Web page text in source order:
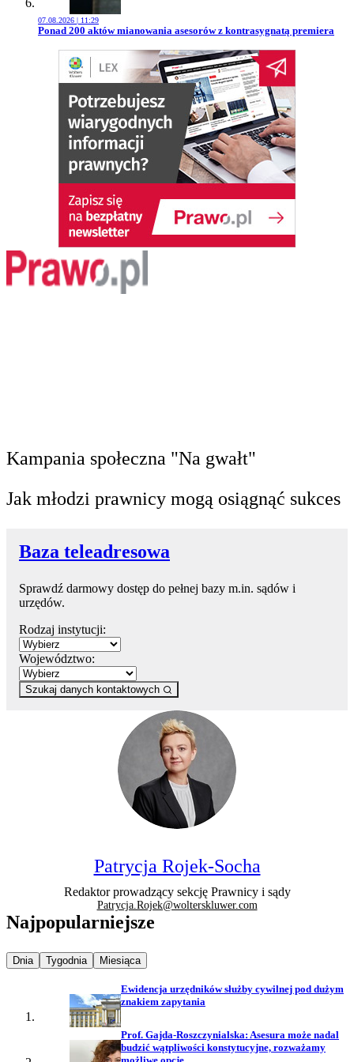
07.08.2026 | 11:29
Przejdź do artykułu:
Ponad 200 aktów mianowania asesorów z kontrasygnatą premiera
Kampania społeczna "Na gwałt"
Jak młodzi prawnicy mogą osiągnąć sukces
Baza teleadresowa
Sprawdź darmowy dostęp do pełnej bazy m.in. sądów i
urzędów.
Rodzaj instytucji:
Województwo:
Szukaj danych kontaktowych
Patrycja Rojek-Socha
Redaktor prowadzący sekcję Prawnicy i sądy
Patrycja.Rojek@wolterskluwer.com
Najpopularniejsze
Najpopularniejsze wiadomości z
Dnia Najpopularniejsze wiadomości z
Tygodnia Najpopularniejsze wiadomości z
Miesiąca
Ewidencja urzędników służby cywilnej pod dużym
znakiem zapytania
Prof. Gajda-Roszczynialska: Asesura może nadal
budzić wątpliwości konstytucyjne, rozważamy